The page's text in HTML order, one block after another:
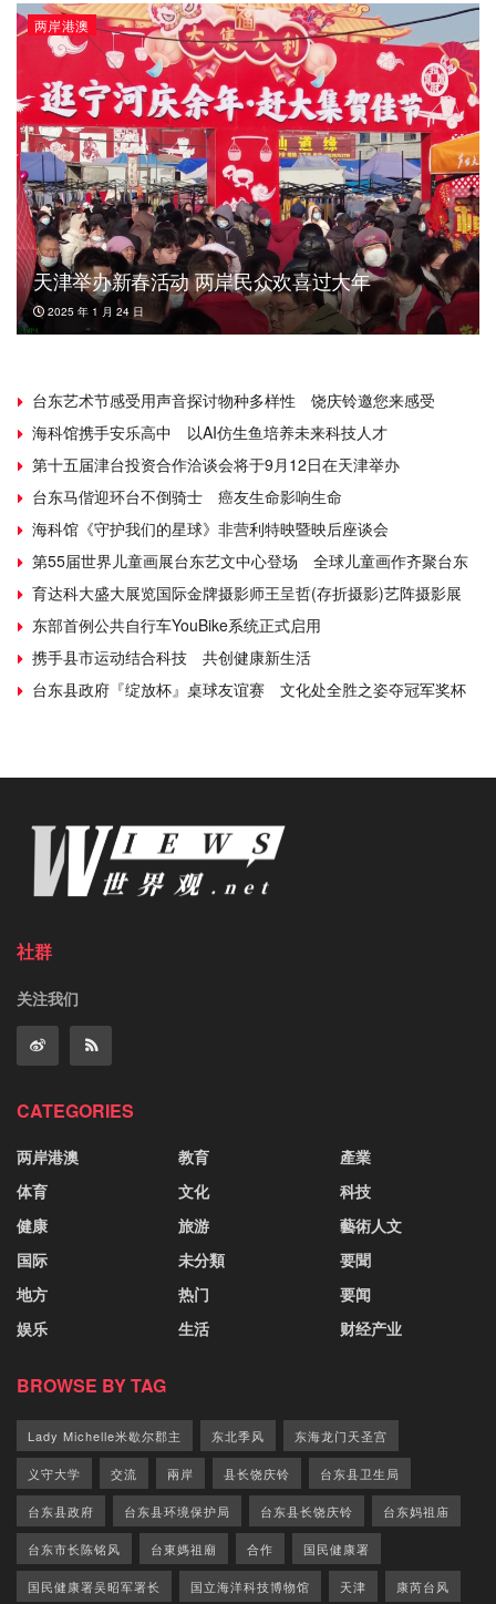
两岸港澳
天津举办新春活动 两岸民众欢喜过大年
2025 年 1 月 24 日
台东艺术节感受用声音探讨物种多样性 饶庆铃邀您来感受
海科馆携手安乐高中 以AI仿生鱼培养未来科技人才
第十五届津台投资合作洽谈会将于9月12日在天津举办
台东马偕迎环台不倒骑士 癌友生命影响生命
海科馆《守护我们的星球》非营利特映暨映后座谈会
第55届世界儿童画展台东艺文中心登场 全球儿童画作齐聚台东
育达科大盛大展览国际金牌摄影师王呈哲(存折摄影)艺阵摄影展
东部首例公共自行车YouBike系统正式启用
携手县市运动结合科技 共创健康新生活
台东县政府『绽放杯』桌球友谊赛 文化处全胜之姿夺冠军奖杯
社群
关注我们
CATEGORIES
两岸港澳
体育
健康
国际
地方
娱乐
教育
文化
旅游
未分類
热门
生活
產業
科技
藝術人文
要聞
要闻
财经产业
BROWSE BY TAG
Lady Michelle米歇尔郡主 东北季风 东海龙门天圣宫
义守大学 交流 兩岸 县长饶庆铃 台东县卫生局
台东县政府 台东县环境保护局 台东县长饶庆铃 台东妈祖庙
台东市长陈铭风 台東媽祖廟 合作 国民健康署
国民健康署吴昭军署长 国立海洋科技博物馆 天津 康芮台风